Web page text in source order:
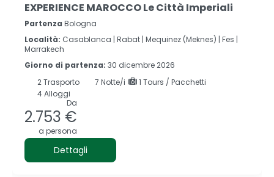
EXPERIENCE MAROCCO Le Città Imperiali
Partenza Bologna
Località: Casablanca | Rabat | Mequinez (Meknes) | Fes |
Marrakech
Giorno di partenza: 30 dicembre 2026
2Trasporto 7 Notte/i
1 Tours / Pacchetti
4 Alloggi
Da
2.753 €
a persona
Dettagli